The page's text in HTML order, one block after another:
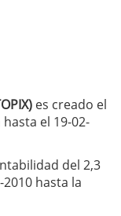
es creado el
el 19-02-
del 2,3
2010 hasta la